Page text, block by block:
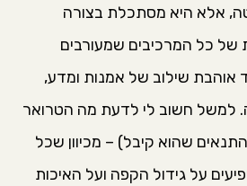
אלא היא מסתכלת בצורה
כל המרכיבים שמעורבים
אוהבת שילוב של אמנות ומדע,
למשל חשוב לי לדעת מה הטרואר
שהוא קיבל) – מכיוון שכל
על גידול הקפה ועל האיכות